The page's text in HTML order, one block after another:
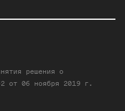
решения о
от 06 ноября 2019 г.